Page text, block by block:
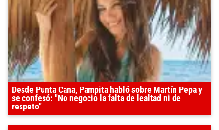
Desde Punta Cana, Pampita habló sobre Martín Pepa y
se confesó: "No negocio la falta de lealtad ni de
respeto"